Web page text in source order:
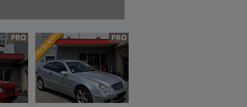
PRIX EN BAISSE